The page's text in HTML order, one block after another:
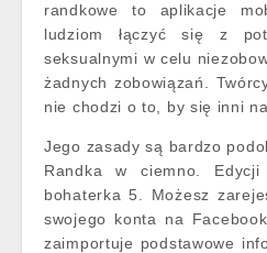
randkowe to aplikacje
ludziom łączyć się z
seksualnymi w celu
żadnych zobowiązań.
nie chodzi o to, by się inni
Jego zasady są bardzo
Randka w ciemno.
bohaterka 5. Możesz
swojego konta na
zaimportuje podstawowe